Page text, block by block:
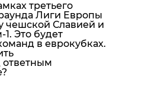
ИноСМИ
третьего
Лиги Европы
чешской Славией и
Это будет
в еврокубках.